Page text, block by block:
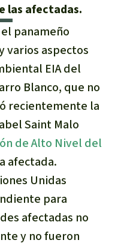
palma
las afectadas.
panameño
varios aspectos
EIA del
Blanco, que no
recientemente la
Saint Malo
de Alto Nivel del
afectada.
Unidas
para
afectadas no
y no fueron